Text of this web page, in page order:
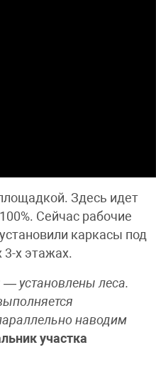
Здесь идет
Сейчас рабочие
каркасы под
3-х этажах.
установлены леса.
наводим
участка